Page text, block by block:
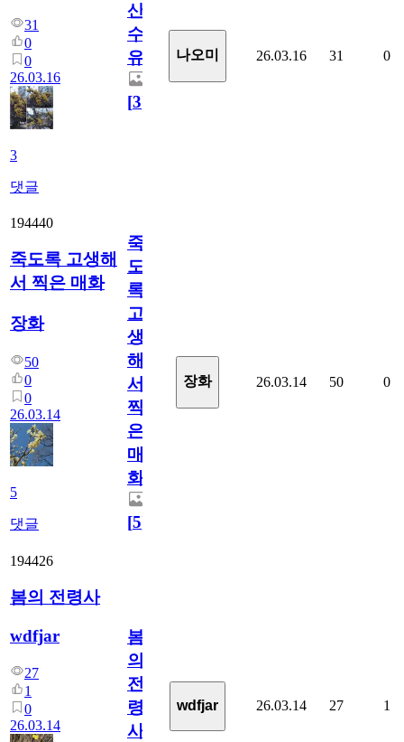
31
0
0
26.03.16
3
댓글
산
수
유
[3]
나오미 26.03.16 31 0
194440
죽도록 고생해
서 찍은 매화
장화
50
0
0
26.03.14
5
댓글
죽
도
록
고
생
해
서
찍
은
매
화
[5]
장화 26.03.14 50 0
194426
봄의 전령사
wdfjar
27
1
0
26.03.14
봄
의
전
령
사
wdfjar 26.03.14 27 1